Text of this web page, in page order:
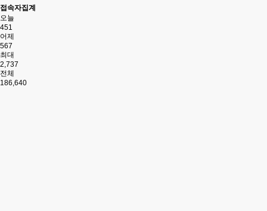
접속자집계
오늘
451
어제
567
최대
2,737
전체
186,640